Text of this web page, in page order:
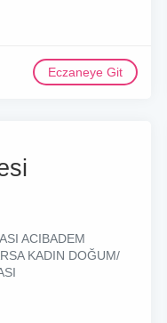
Eczaneye Git
ACIBADEM
KADIN DOĞUM/